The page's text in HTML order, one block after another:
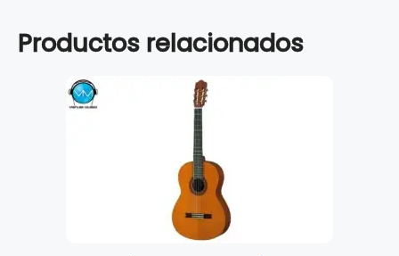
Productos relacionados